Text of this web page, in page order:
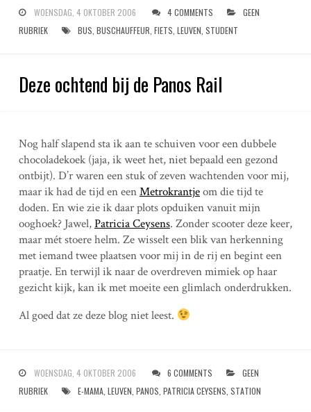
WOENSDAG, 4 OKTOBER 2006 4 COMMENTS
GEEN
RUBRIEK
BUS BUSCHAUFFEUR FIETS LEUVEN STUDENT
Deze ochtend bij de Panos Rail
Nog half slapend sta ik aan te schuiven voor een dubbele
chocoladekoek (jaja, ik weet het, niet bepaald een gezond
ontbijt). D’r waren een stuk of zeven wachtenden voor mij,
maar ik had de tijd en eenMetrokrantjeom die tijd te
doden. En wie zie ik daar plots opduiken vanuit mijn
ooghoek? Jawel,Patricia Ceysens. Zonder scooter deze keer,
maar mét stoere helm. Ze wisselt een blik van herkenning
met iemand twee plaatsen voor mij in de rij en begint een
praatje. En terwijl ik naar de overdreven mimiek op haar
gezicht kijk, kan ik met moeite een glimlach onderdrukken.
Al goed dat ze deze blog niet leest.
WOENSDAG, 4 OKTOBER 2006 6 COMMENTS
GEEN
RUBRIEK
E-MAMA, LEUVEN PANOS PATRICIA CEYSENS STATION